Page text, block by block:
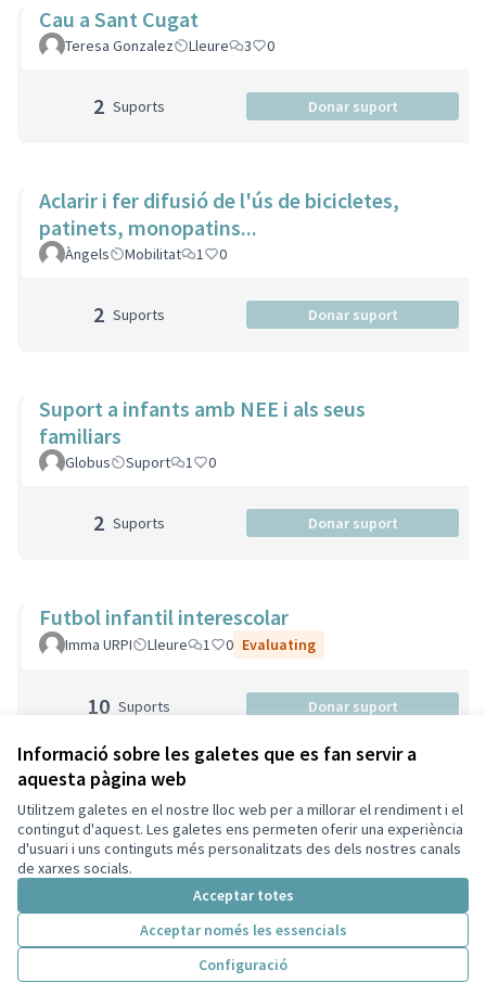
Informació sobre les galetes que es fan servir a
aquesta pàgina web
Utilitzem galetes en el nostre lloc web per a millorar el rendiment i el
contingut d'aquest. Les galetes ens permeten oferir una experiència
d'usuari i uns continguts més personalitzats des dels nostres canals
de xarxes socials.
Acceptar totes
Acceptar només les essencials
Configuració
Cau a Sant Cugat
Teresa Gonzalez Lleure 3 0
2 Suports Donar suport
Aclarir i fer difusió de l'ús de bicicletes,
patinets, monopatins...
Àngels Mobilitat 1 0
2 Suports Donar suport
Suport a infants amb NEE i als seus
familiars
Globus Suport 1 0
2 Suports Donar suport
Futbol infantil interescolar
Imma URPI Lleure 1 0 Evaluating
10 Suports Donar suport
Cinema a la fresca
Martí Lleure 1 0
0
Potenciar l'ús del transport públic i la